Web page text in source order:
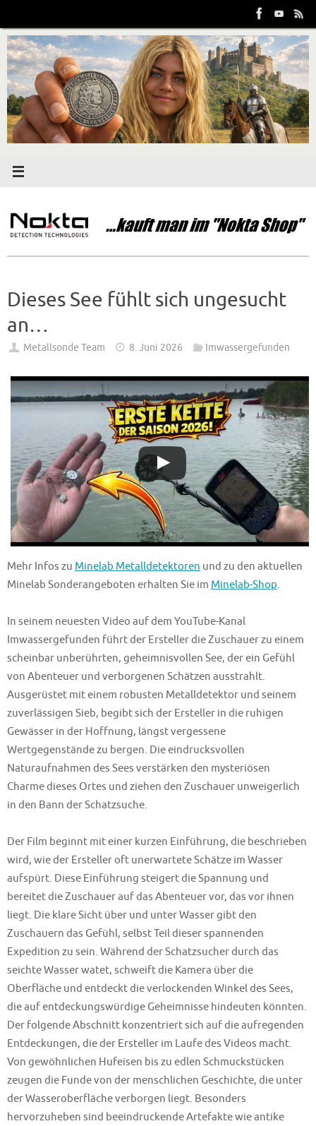
Inhalt
springen
Dieses See fühlt sich ungesucht
an…
Metallsonde Team 8. Juni 2026 Imwassergefunden
Mehr Infos zu Minelab Metalldetektoren und zu den aktuellen
Minelab Sonderangeboten erhalten Sie im Minelab-Shop.
In seinem neuesten Video auf dem YouTube-Kanal
Imwassergefunden führt der Ersteller die Zuschauer zu einem
scheinbar unberührten, geheimnisvollen See, der ein Gefühl
von Abenteuer und verborgenen Schätzen ausstrahlt.
Ausgerüstet mit einem robusten Metalldetektor und seinem
zuverlässigen Sieb, begibt sich der Ersteller in die ruhigen
Gewässer in der Hoffnung, längst vergessene
Wertgegenstände zu bergen. Die eindrucksvollen
Naturaufnahmen des Sees verstärken den mysteriösen
Charme dieses Ortes und ziehen den Zuschauer unweigerlich
in den Bann der Schatzsuche.
Der Film beginnt mit einer kurzen Einführung, die beschrieben
wird, wie der Ersteller oft unerwartete Schätze im Wasser
aufspürt. Diese Einführung steigert die Spannung und
bereitet die Zuschauer auf das Abenteuer vor, das vor ihnen
liegt. Die klare Sicht über und unter Wasser gibt den
Zuschauern das Gefühl, selbst Teil dieser spannenden
Expedition zu sein. Während der Schatzsucher durch das
seichte Wasser watet, schweift die Kamera über die
Oberfläche und entdeckt die verlockenden Winkel des Sees,
die auf entdeckungswürdige Geheimnisse hindeuten könnten.
Der folgende Abschnitt konzentriert sich auf die aufregenden
Entdeckungen, die der Ersteller im Laufe des Videos macht.
Von gewöhnlichen Hufeisen bis zu edlen Schmuckstücken
zeugen die Funde von der menschlichen Geschichte, die unter
der Wasseroberfläche verborgen liegt. Besonders
hervorzuheben sind beeindruckende Artefakte wie antike